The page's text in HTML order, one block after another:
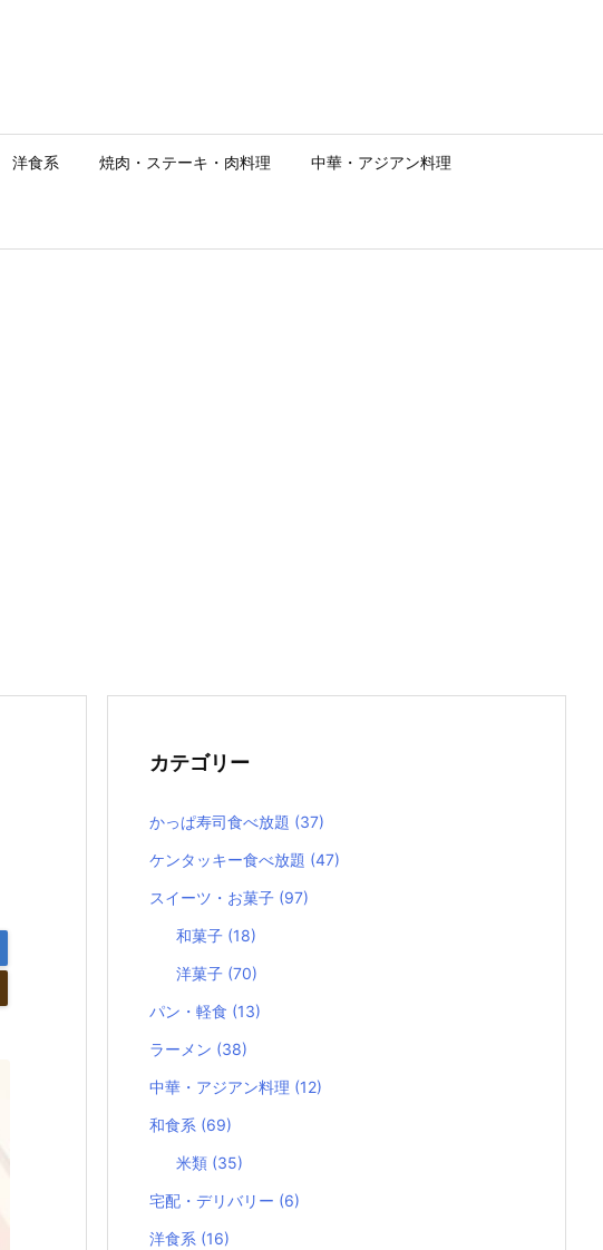
洋食系 焼肉・ステーキ・肉料理 中華・アジアン料理
カテゴリー
かっぱ寿司食べ放題 (37)
ケンタッキー食べ放題 (47)
スイーツ・お菓子 (97)
和菓子 (18)
洋菓子 (70)
パン・軽食 (13)
ラーメン (38)
中華・アジアン料理 (12)
和食系 (69)
米類 (35)
宅配・デリバリー (6)
洋食系 (16)